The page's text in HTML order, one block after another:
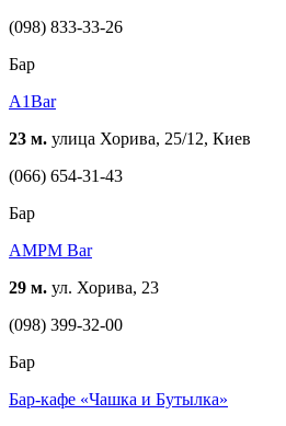
(098) 833-33-26
Бар
A1Bar
23 м. улица Хорива, 25/12, Киев
(066) 654-31-43
Бар
AMPM Bar
29 м. ул. Хорива, 23
(098) 399-32-00
Бар
Бар-кафе «Чашка и Бутылка»